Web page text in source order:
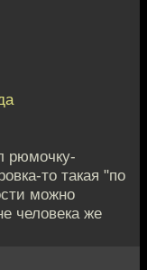
рюмочку-
то такая "по
можно
человека же